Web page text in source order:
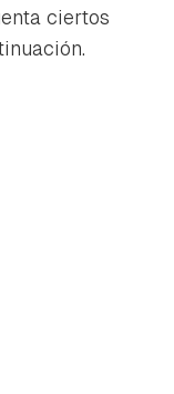
ciertos